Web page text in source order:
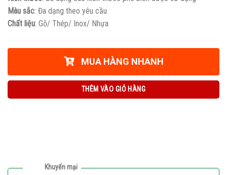
Màu sắc: Đa dạng theo yêu cầu
Chất liệu: Gỗ/ Thép/ Inox/ Nhựa
MUA HÀNG NHANH
THÊM VÀO GIỎ HÀNG
Khuyến mại